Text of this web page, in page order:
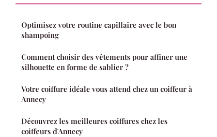
Optimisez votre routine capillaire avec le bon
shampoing
Comment choisir des vêtements pour affiner une
silhouette en forme de sablier ?
Votre coiffure idéale vous attend chez un coiffeur à
Annecy
Découvrez les meilleures coiffures chez les
coiffeurs d'Annecy